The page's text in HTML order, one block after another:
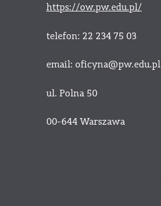
https://ow.pw.edu.pl/
telefon: 22 234 75 03
email: oficyna@pw.edu.pl
ul. Polna 50
00-644 Warszawa